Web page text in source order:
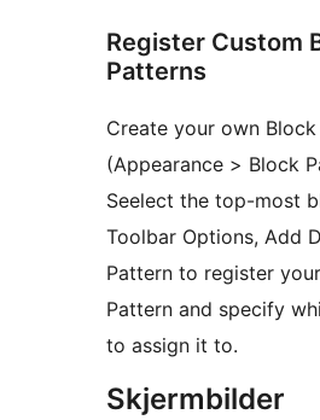
Register Custom
Patterns
Create your own
(Appearance > Block
Seelect the top-most
Toolbar Options, Add
Pattern to register
Pattern and specify
to assign it to.
Skjermbilder